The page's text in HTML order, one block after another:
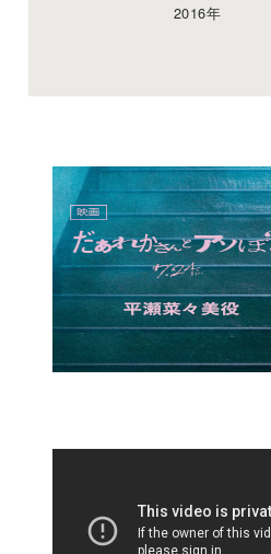
2016年
2024,2025
年
2022年
2022年